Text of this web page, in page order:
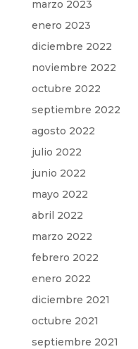
marzo 2023
enero 2023
diciembre 2022
noviembre 2022
octubre 2022
septiembre 2022
agosto 2022
julio 2022
junio 2022
mayo 2022
abril 2022
marzo 2022
febrero 2022
enero 2022
diciembre 2021
octubre 2021
septiembre 2021